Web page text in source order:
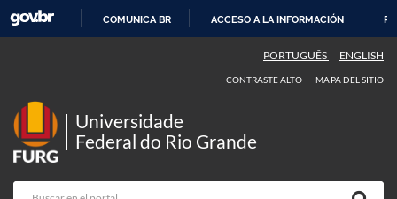
CONTENIDO
COMUNICA BR ACCESO A LA INFORMACIÓN
PORTUGUÊS ENGLISH
CONTRASTE ALTO MAPA DEL SITIO
Universidade
Federal do Rio Grande